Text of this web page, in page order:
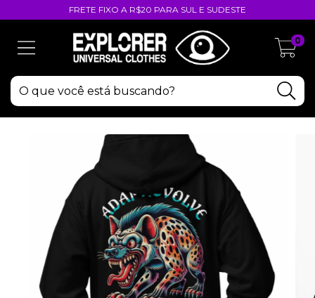
FRETE FIXO A R$20 PARA SUL E SUDESTE
0